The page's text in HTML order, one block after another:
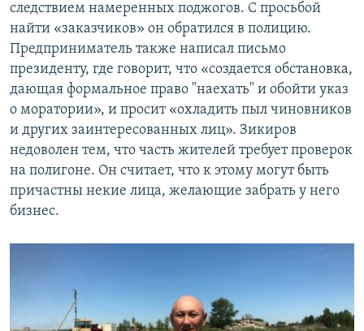
следствием намеренных поджогов. С просьбой
найти «заказчиков» он обратился в полицию.
Предприниматель также написал письмо
президенту, где говорит, что «создается обстановка,
дающая формальное право "наехать" и обойти указ
о моратории», и просит «охладить пыл чиновников
и других заинтересованных лиц». Зикиров
недоволен тем, что часть жителей требует проверок
на полигоне. Он считает, что к этому могут быть
причастны некие лица, желающие забрать у него
бизнес.